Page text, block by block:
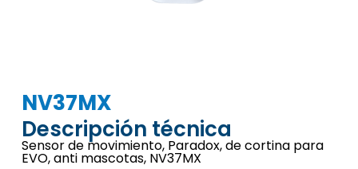
NV37MX
Descripción técnica
Sensor de movimiento, Paradox, de cortina para
EVO, anti mascotas, NV37MX